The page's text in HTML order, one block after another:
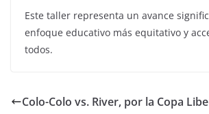
Este taller representa un avance
enfoque educativo más equitativo y
todos.
Colo-Colo vs. River, por la Copa